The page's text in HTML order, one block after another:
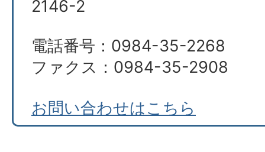
2146-2
電話番号：0984-35-2268
ファクス：0984-35-2908
お問い合わせはこちら